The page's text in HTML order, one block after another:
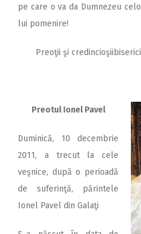
pe care o va da Dumnezeu
lui pomenire!
Preoţii şi
Preotul Ionel Pavel
Duminică, 10 decembrie
2011, a trecut la cele
veşnice, după o perioadă
de suferinţă, părintele
Ionel Pavel din Galaţi